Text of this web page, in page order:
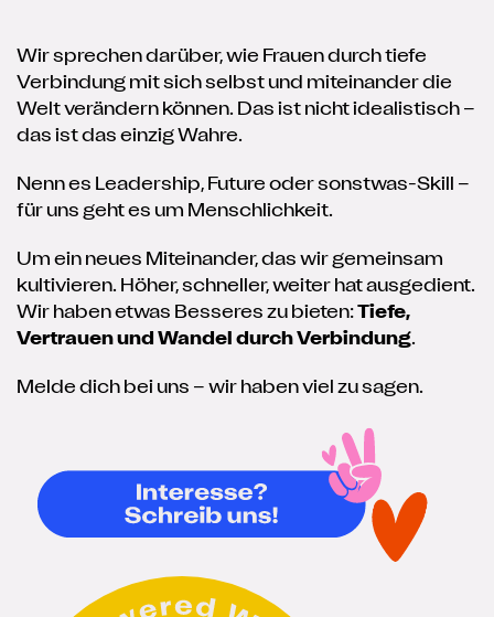
Wir sprechen darüber, wie Frauen durch tiefe
Verbindung mit sich selbst und miteinander die
Welt verändern können. Das ist nicht idealistisch –
das ist das einzig Wahre.
Nenn es Leadership, Future oder sonstwas-Skill –
für uns geht es um Menschlichkeit.
Um ein neues Miteinander, das wir gemeinsam
kultivieren. Höher, schneller, weiter hat ausgedient.
Wir haben etwas Besseres zu bieten:
Tiefe,
Vertrauen und Wandel durch Verbindung.
Melde dich bei uns – wir haben viel zu sagen.